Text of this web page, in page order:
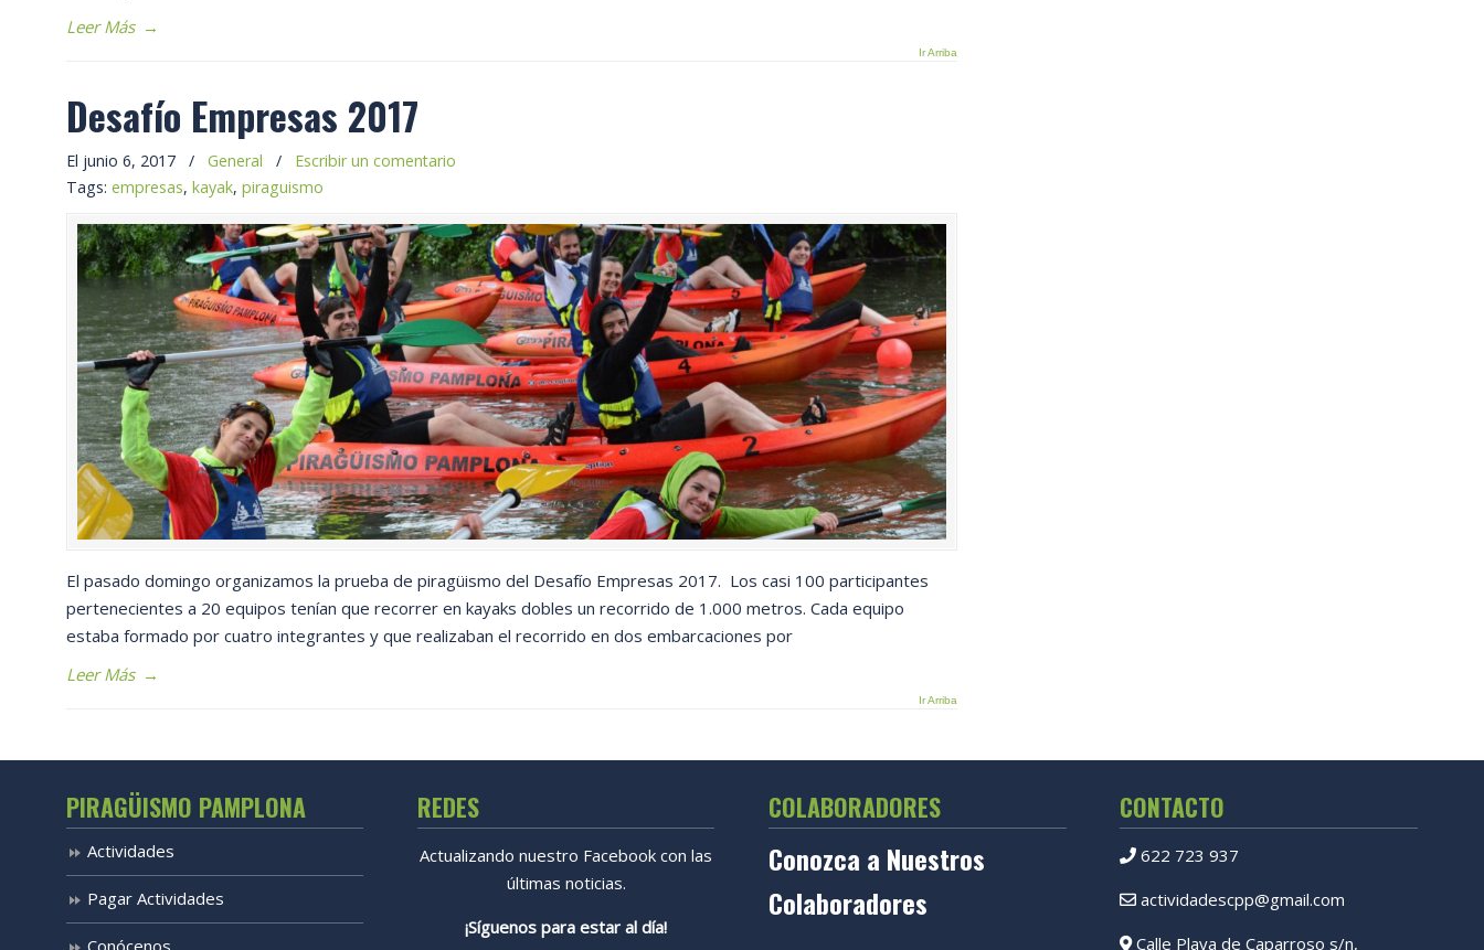
Leer Más →
Ir Arriba
Desafío Empresas 2017
El junio 6, 2017 / General / Escribir un comentario
Tags:empresas,kayak,piraguismo
El pasado domingo organizamos la prueba de piragüismo del Desafío Empresas 2017. Los casi 100 participantes
pertenecientes a 20 equipos tenían que recorrer en kayaks dobles un recorrido de 1.000 metros. Cada equipo
estaba formado por cuatro integrantes y que realizaban el recorrido en dos embarcaciones por
Leer Más →
Ir Arriba
PIRAGÜISMO PAMPLONA
Actividades
Pagar Actividades
Conócenos
REDES
Actualizando nuestro Facebook con las
últimas noticias.
¡Síguenos para estar al día!
COLABORADORES
Conozca a Nuestros
Colaboradores
CONTACTO
622 723 937
actividadescpp@gmail.com
Calle Playa de Caparroso s/n,